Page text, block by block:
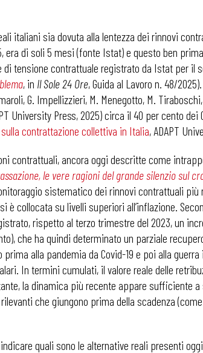
italiani sia dovuta alla lentezza dei rinnovi
di soli 5 mesi (fonte Istat) e questo ben
di tensione contrattuale registrato da Istat per
, in Il Sole 24 Ore, Guida al Lavoro n. 48/
G. Impellizzieri, M. Menegotto, M. Tiraboschi,
University Press, 2025) circa il 40 per cento
sulla contrattazione collettiva in Italia, ADAPT
contrattuali, ancora oggi descritte come
le vere ragioni del grande silenzio sul
sistematico dei rinnovi contrattuali
collocata su livelli superiori all’inflazione.
rispetto al terzo trimestre del 2023, un
che ha quindi determinato un parziale
alla pandemia da Covid-19 e poi alla
In termini cumulati, il valore reale delle
la dinamica più recente appare sufficiente
che giungono prima della scadenza
quali sono le alternative reali presenti